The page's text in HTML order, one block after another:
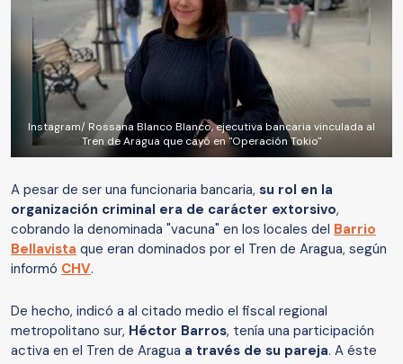
Instagram/ Rossana Blanco Blanco, ejecutiva bancaria vinculada al
Tren de Aragua que cayó en "Operación Tokio"
A pesar de ser una funcionaria bancaria, su rol en la
organización criminal era de carácter extorsivo,
cobrando la denominada "vacuna" en los locales del Barrio
Bellavista que eran dominados por el Tren de Aragua, según
informó CHV.
De hecho, indicó a al citado medio el fiscal regional
metropolitano sur, Héctor Barros, tenía una participación
activa en el Tren de Aragua a través de su pareja. A éste